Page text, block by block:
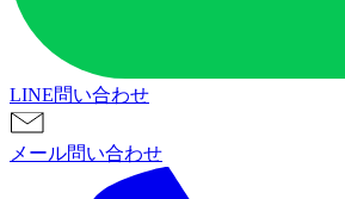
LINE問い合わせ
メール問い合わせ